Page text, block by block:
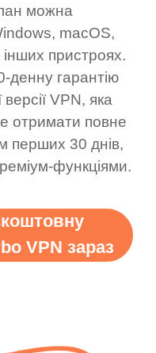
можна
macOS,
пристроях.
денну гарантію
VPN, яка
отримати повне
перших 30 днів,
функціями.
VPN зараз